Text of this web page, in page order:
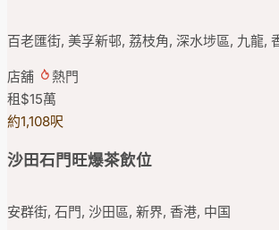
百老匯街, 美孚新邨, 荔枝角, 深水埗區, 九龍,
店舖
熱門
租 $15萬
約1,108呎
沙田石門旺爆茶飲位
安群街, 石門, 沙田區, 新界, 香港, 中国